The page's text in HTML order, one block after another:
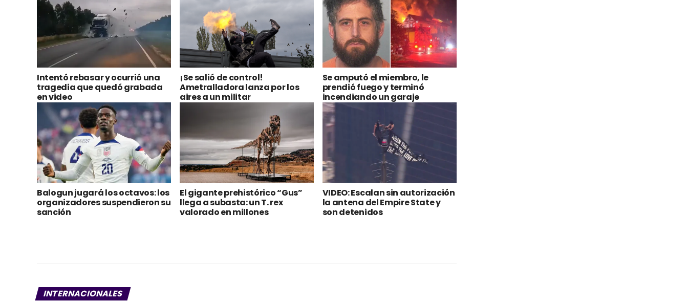
Intentó rebasar y ocurrió una
tragedia que quedó grabada
en video
¡Se salió de control!
Ametralladora lanza por los
aires a un militar
Se amputó el miembro, le
prendió fuego y terminó
incendiando un garaje
Balogun jugará los octavos: los
organizadores suspendieron su
sanción
El gigante prehistórico “Gus”
llega a subasta: un T. rex
valorado en millones
VIDEO: Escalan sin autorización
la antena del Empire State y
son detenidos
INTERNACIONALES